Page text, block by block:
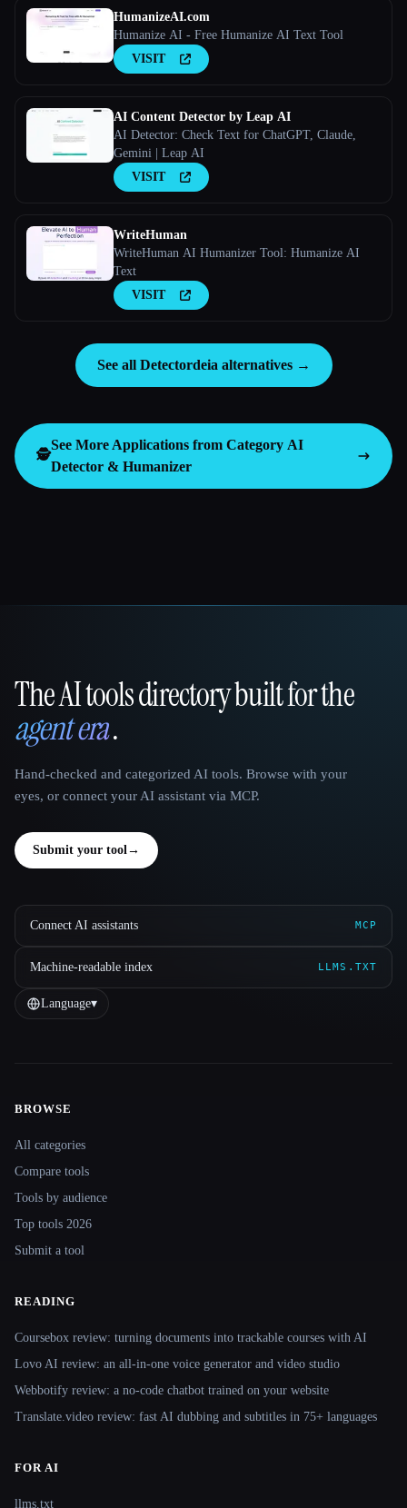
HumanizeAI.com
Humanize AI - Free Humanize AI Text Tool
VISIT
AI Content Detector by Leap AI
AI Detector: Check Text for ChatGPT, Claude,
Gemini | Leap AI
VISIT
WriteHuman
WriteHuman AI Humanizer Tool: Humanize AI
Text
VISIT
See all Detectordeia alternatives →
🕵️
See More Applications from Category AI
Detector & Humanizer
That AI Collection
The AI tools directory built for the
agent era.
Hand-checked and categorized AI tools. Browse with your
eyes, or connect your AI assistant via MCP.
Submit your tool→
Connect AI assistants MCP
Machine-readable index LLMS.TXT
Language▾
Site navigation
BROWSE
All categories
Compare tools
Tools by audience
Top tools 2026
Submit a tool
READING
Coursebox review: turning documents into trackable courses with AI
Lovo AI review: an all-in-one voice generator and video studio
Webbotify review: a no-code chatbot trained on your website
Translate.video review: fast AI dubbing and subtitles in 75+ languages
FOR AI
llms.txt